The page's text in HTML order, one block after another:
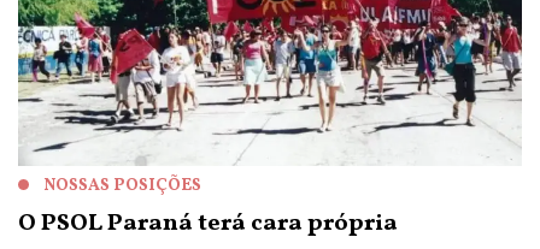
NOSSAS POSIÇÕES
O PSOL Paraná terá cara própria